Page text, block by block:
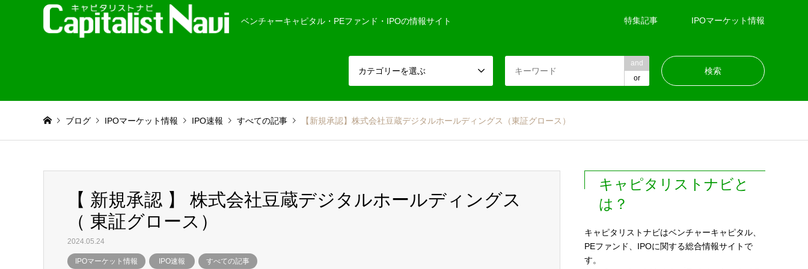
ベンチャーキャピタル・PEファンド・IPOの情報サイト 特集記事 IPOマーケット情報
カテゴリーを選ぶ
and
or
ブログ IPOマーケット情報 IPO速報 すべての記事 【新規承認】株式会社豆蔵デジタルホールディングス（東証グロース）
【 新規承認 】 株式会社豆蔵デジタルホールディングス
（ 東証グロース）
2024.05.24
IPOマーケット情報 IPO速報 すべての記事
キャピタリストナビと
は？
キャピタリストナビはベンチャーキャピタル、
PEファンド、IPOに関する総合情報サイトで
す。